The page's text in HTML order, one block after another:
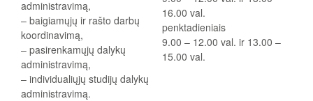
administravimą,
– baigiamųjų ir rašto darbų
koordinavimą,
– pasirenkamųjų dalykų
administravimą,
– individualiųjų studijų dalykų
administravimą.
16.00 val.
penktadieniais
9.00 – 12.00 val. ir 13.00 –
15.00 val.